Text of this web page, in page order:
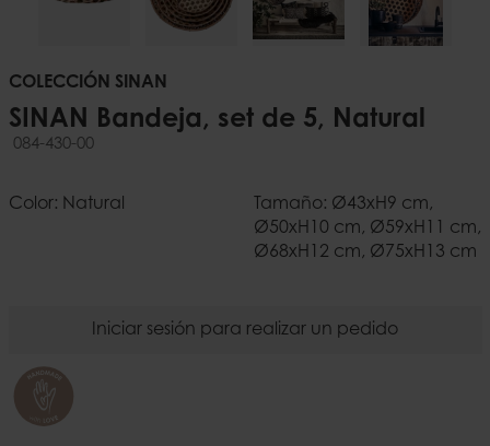
COLECCIÓN SINAN
SINAN Bandeja, set de 5, Natural
084-430-00
Color: Natural
Tamaño: Ø43xH9 cm,
Ø50xH10 cm, Ø59xH11 cm,
Ø68xH12 cm, Ø75xH13 cm
Iniciar sesión para realizar un pedido